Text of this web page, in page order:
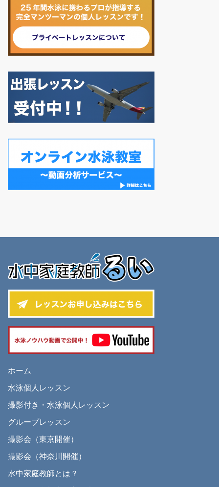
ホーム
水泳個人レッスン
撮影付き・水泳個人レッスン
グループレッスン
撮影会（東京開催）
撮影会（神奈川開催）
水中家庭教師とは？